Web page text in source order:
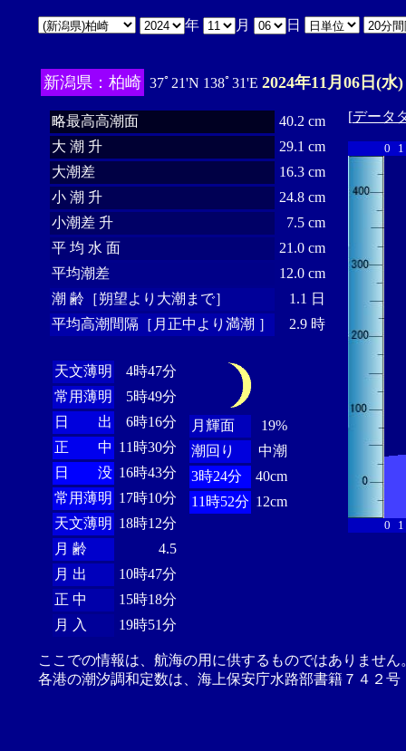
年 月 日
新潟県：柏崎 37ﾟ21'N 138ﾟ31'E 2024年11月06日(水)
略最高高潮面
40.2 cm
大 潮 升
29.1 cm
大潮差
16.3 cm
小 潮 升
24.8 cm
小潮差 升
7.5 cm
平 均 水 面
21.0 cm
平均潮差
12.0 cm
潮 齢［朔望より大潮まで］
1.1 日
平均高潮間隔［月正中より満潮 ］
2.9 時
天文薄明
4時47分
常用薄明
5時49分
日 出
6時16分
正 中 11時30分
日 没 16時43分
常用薄明 17時10分
天文薄明 18時12分
月 齢
4.5
月 出
10時47分
正 中
15時18分
月 入
19時51分
月輝面
19%
潮回り
中潮
3時24分
40cm
11時52分 12cm
[データ
0 1
0 1
ここでの情報は、航海の用に供するものではありませ
各港の潮汐調和定数は、海上保安庁水路部書籍７４２